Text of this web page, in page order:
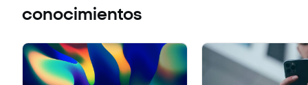
conocimientos